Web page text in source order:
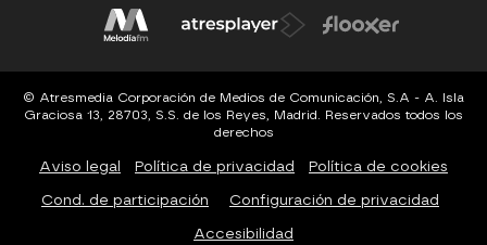
© Atresmedia Corporación de Medios de Comunicación, S.A - A. Isla
Graciosa 13, 28703, S.S. de los Reyes, Madrid. Reservados todos los
derechos
Aviso legal Política de privacidad Política de cookies
Cond. de participación Configuración de privacidad
Accesibilidad